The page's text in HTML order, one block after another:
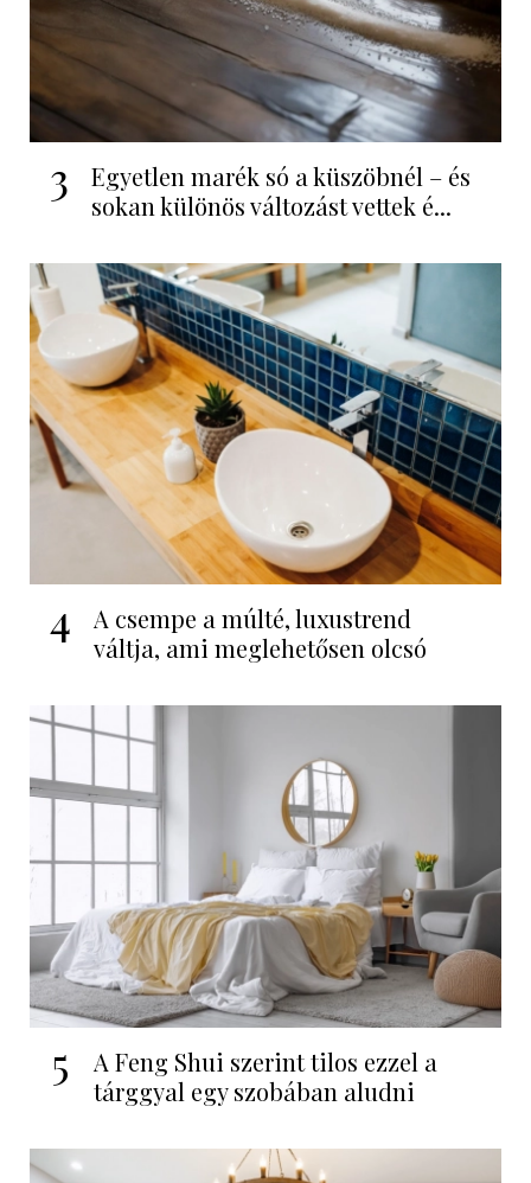
3
Egyetlen marék só a küszöbnél – és
sokan különös változást vettek é...
4
A csempe a múlté, luxustrend
váltja, ami meglehetősen olcsó
5
A Feng Shui szerint tilos ezzel a
tárggyal egy szobában aludni